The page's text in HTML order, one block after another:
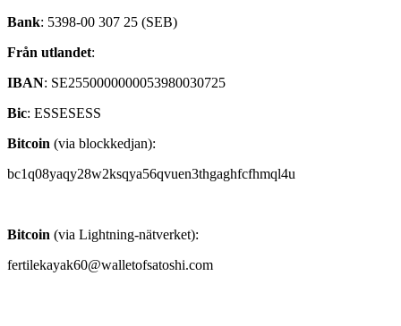
Bank: 5398-00 307 25 (SEB)
Från utlandet:
IBAN: SE2550000000053980030725
Bic: ESSESESS
Bitcoin (via blockkedjan):
bc1q08yaqy28w2ksqya56qvuen3thgaghfcfhmql4u
Bitcoin (via Lightning-nätverket):
fertilekayak60@walletofsatoshi.com